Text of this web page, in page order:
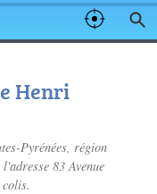
Henri
Pyrénées, région
83 Avenue